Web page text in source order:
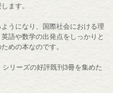
ます。
うになり、国際社会における理
語や数学の出発点をしっかりと
めの本なのです。
リーズの好評既刊3冊を集めた